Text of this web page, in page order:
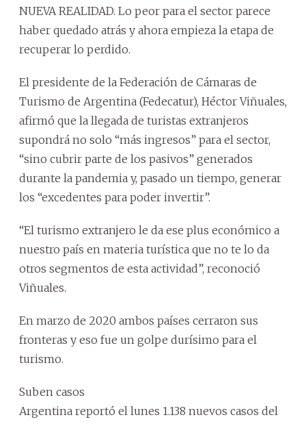
NUEVA REALIDAD. Lo peor para el sector parece
haber quedado atrás y ahora empieza la etapa de
recuperar lo perdido.
El presidente de la Federación de Cámaras de
Turismo de Argentina (Fedecatur), Héctor Viñuales,
afirmó que la llegada de turistas extranjeros
supondrá no solo “más ingresos” para el sector,
“sino cubrir parte de los pasivos” generados
durante la pandemia y, pasado un tiempo, generar
los “excedentes para poder invertir”.
“El turismo extranjero le da ese plus económico a
nuestro país en materia turística que no te lo da
otros segmentos de esta actividad”, reconoció
Viñuales.
En marzo de 2020 ambos países cerraron sus
fronteras y eso fue un golpe durísimo para el
turismo.
Suben casos
Argentina reportó el lunes 1.138 nuevos casos del